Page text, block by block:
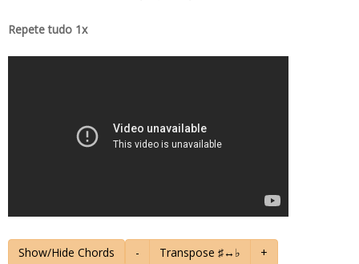
Repete tudo 1x
Show/Hide Chords - Transpose ♯↔♭ +